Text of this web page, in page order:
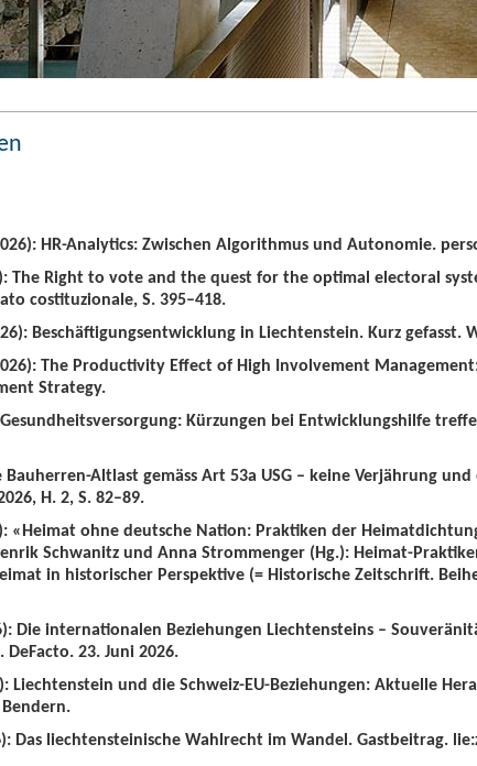
HR-Analytics: Zwischen Algorithmus und Autonomie.
The Right to vote and the quest for the optimal electoral
costituzionale, S. 395–418.
Beschäftigungsentwicklung in Liechtenstein. Kurz gefasst.
The Productivity Effect of High Involvement
Strategy.
Kürzungen bei Entwicklungshilfe
Bauherren-Altlast gemäss Art 53a USG – keine Verjährung
H. 2, S. 82–89.
«Heimat ohne deutsche Nation: Praktiken der
Schwanitz und Anna Strommenger (Hg.): Heimat-
in historischer Perspektive (= Historische Zeitschrift.
Die internationalen Beziehungen Liechtensteins –
23. Juni 2026.
Liechtenstein und die Schweiz-EU-Beziehungen: Aktuelle
Das liechtensteinische Wahlrecht im Wandel. Gastbeitrag.